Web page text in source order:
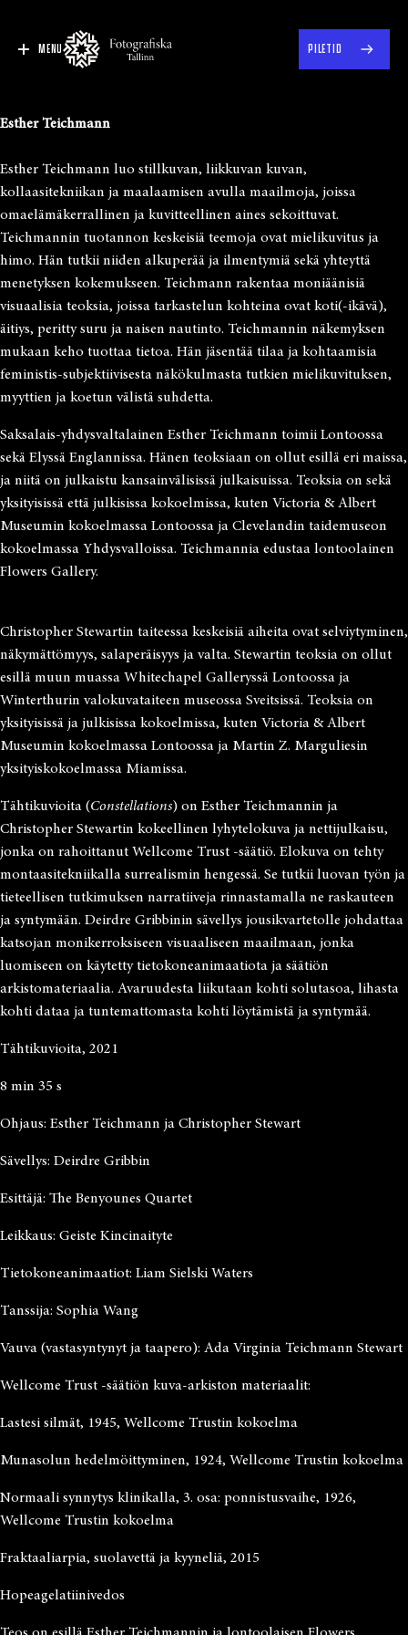
MENU PILETID
Esther Teichmann
Esther Teichmann luo stillkuvan, liikkuvan kuvan,
kollaasitekniikan ja maalaamisen avulla maailmoja, joissa
omaelämäkerrallinen ja kuvitteellinen aines sekoittuvat.
Teichmannin tuotannon keskeisiä teemoja ovat mielikuvitus ja
himo. Hän tutkii niiden alkuperää ja ilmentymiä sekä yhteyttä
menetyksen kokemukseen. Teichmann rakentaa moniäänisiä
visuaalisia teoksia, joissa tarkastelun kohteina ovat koti(-ikävä),
äitiys, peritty suru ja naisen nautinto. Teichmannin näkemyksen
mukaan keho tuottaa tietoa. Hän jäsentää tilaa ja kohtaamisia
feministis-subjektiivisesta näkökulmasta tutkien mielikuvituksen,
myyttien ja koetun välistä suhdetta.
Saksalais-yhdysvaltalainen Esther Teichmann toimii Lontoossa
sekä Elyssä Englannissa. Hänen teoksiaan on ollut esillä eri maissa,
ja niitä on julkaistu kansainvälisissä julkaisuissa. Teoksia on sekä
yksityisissä että julkisissa kokoelmissa, kuten Victoria & Albert
Museumin kokoelmassa Lontoossa ja Clevelandin taidemuseon
kokoelmassa Yhdysvalloissa. Teichmannia edustaa lontoolainen
Flowers Gallery.
Christopher Stewartin taiteessa keskeisiä aiheita ovat selviytyminen,
näkymättömyys, salaperäisyys ja valta. Stewartin teoksia on ollut
esillä muun muassa Whitechapel Galleryssä Lontoossa ja
Winterthurin valokuvataiteen museossa Sveitsissä. Teoksia on
yksityisissä ja julkisissa kokoelmissa, kuten Victoria & Albert
Museumin kokoelmassa Lontoossa ja Martin Z. Marguliesin
yksityiskokoelmassa Miamissa.
Tähtikuvioita (Constellations) on Esther Teichmannin ja
Christopher Stewartin kokeellinen lyhytelokuva ja nettijulkaisu,
jonka on rahoittanut Wellcome Trust -säätiö. Elokuva on tehty
montaasitekniikalla surrealismin hengessä. Se tutkii luovan työn ja
tieteellisen tutkimuksen narratiiveja rinnastamalla ne raskauteen
ja syntymään. Deirdre Gribbinin sävellys jousikvartetolle johdattaa
katsojan monikerroksiseen visuaaliseen maailmaan, jonka
luomiseen on käytetty tietokoneanimaatiota ja säätiön
arkistomateriaalia. Avaruudesta liikutaan kohti solutasoa, lihasta
kohti dataa ja tuntemattomasta kohti löytämistä ja syntymää.
Tähtikuvioita, 2021
8 min 35 s
Ohjaus: Esther Teichmann ja Christopher Stewart
Sävellys: Deirdre Gribbin
Esittäjä: The Benyounes Quartet
Leikkaus: Geiste Kincinaityte
Tietokoneanimaatiot: Liam Sielski Waters
Tanssija: Sophia Wang
Vauva (vastasyntynyt ja taapero): Ada Virginia Teichmann Stewart
Wellcome Trust -säätiön kuva-arkiston materiaalit:
Lastesi silmät, 1945, Wellcome Trustin kokoelma
Munasolun hedelmöittyminen, 1924, Wellcome Trustin kokoelma
Normaali synnytys klinikalla, 3. osa: ponnistusvaihe, 1926,
Wellcome Trustin kokoelma
Fraktaaliarpia, suolavettä ja kyyneliä, 2015
Hopeagelatiinivedos